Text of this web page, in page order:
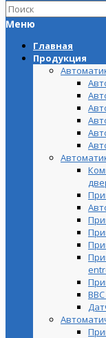
Меню
Главная
Продукция